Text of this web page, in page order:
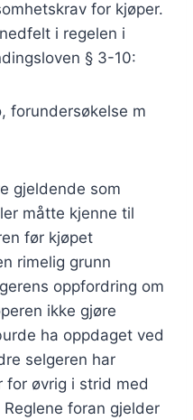
for kjøper.
i regelen i
§ 3-10:
forundersøkelse m
gjeldende som
måtte kjenne til
før kjøpet
rimelig grunn
oppfordring om
ikke gjøre
ha oppdaget ved
selgeren har
for øvrig i strid med
foran gjelder